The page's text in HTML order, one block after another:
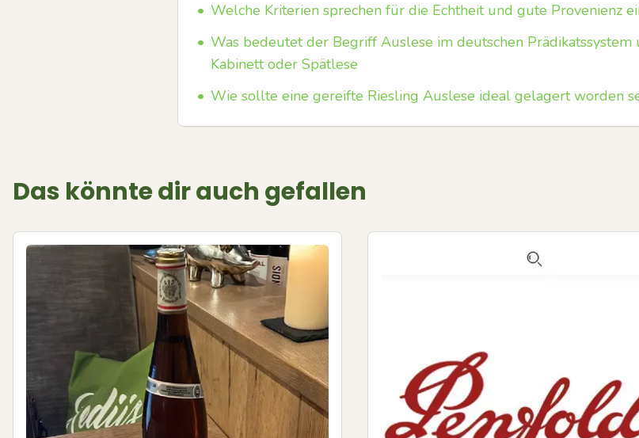
• Welche Kriterien sprechen für die Echtheit und gute Provenienz
• Was bedeutet der Begriff Auslese im deutschen
Kabinett oder Spätlese
• Wie sollte eine gereifte Riesling Auslese ideal gelagert worden
Das könnte dir auch gefallen